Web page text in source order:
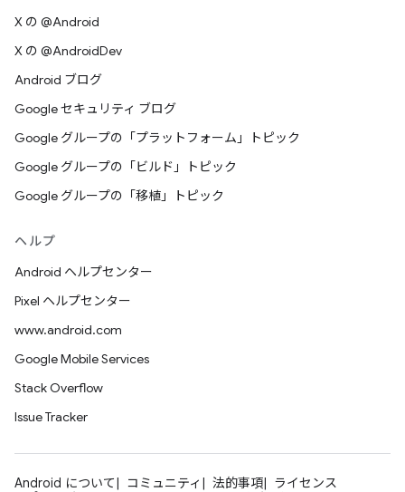
X の @Android
X の @AndroidDev
Android ブログ
Google セキュリティ ブログ
Google グループの「プラットフォーム」トピック
Google グループの「ビルド」トピック
Google グループの「移植」トピック
ヘルプ
Android ヘルプセンター
Pixel ヘルプセンター
www.android.com
Google Mobile Services
Stack Overflow
Issue Tracker
Android について コミュニティ 法的事項
ライセンス